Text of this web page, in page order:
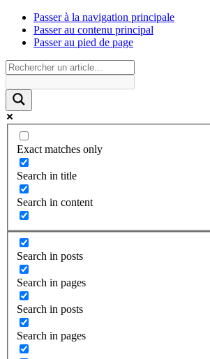
Passer à la navigation principale
Passer au contenu principal
Passer au pied de page
Exact matches only
Search in title
Search in content
Search in posts
Search in pages
Search in posts
Search in pages